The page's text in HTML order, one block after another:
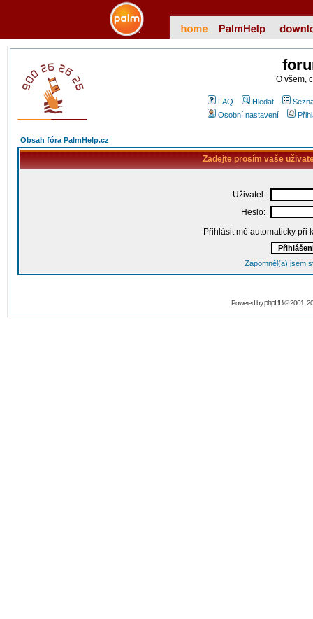
O všem,
FAQ Hledat
Osobní nastavení
Obsah fóra PalmHelp.cz
Zadejte prosím vaše
Uživatel:
Heslo:
Přihlásit mě automaticky při
Zapomněl(a) jsem
Powered byphpBB© 2001,